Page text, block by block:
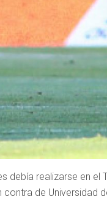
debía realizarse en el
contra de Universidad